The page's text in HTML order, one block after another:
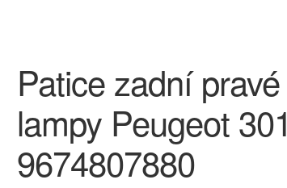
Patice zadní pravé
lampy Peugeot 301
9674807880